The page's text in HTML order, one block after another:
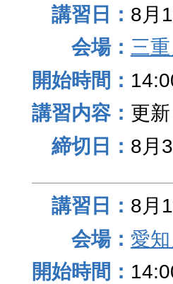
8月
三
更
8月
8月
愛